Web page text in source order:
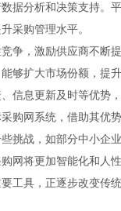
据分析和决策支持。
采购管理水平。
争，激励供应商不断
够扩大市场份额，提
信息更新及时等优势
购网系统，借助其优
挑战，如部分中小企
网将更加智能化和人
工具，正逐步改变传